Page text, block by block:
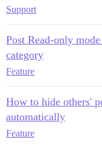
Support
Post Read-only
category
Feature
How to hide others'
automatically
Feature